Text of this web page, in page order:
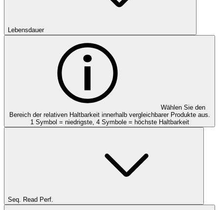
Lebensdauer
Wählen Sie den
Bereich der relativen Haltbarkeit innerhalb vergleichbarer Produkte aus.
1 Symbol = niedrigste, 4 Symbole = höchste Haltbarkeit
Seq. Read Perf.